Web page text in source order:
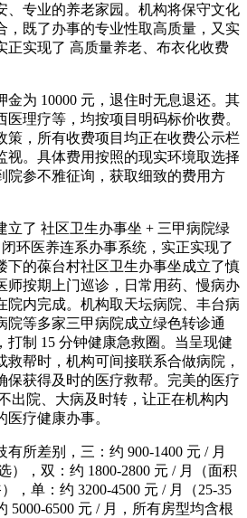
、专业的养老家园。机构将保守文化
，既了办事的专业性取高质量，又实
正实现了 高质量养老、布衣化收费
为 10000 元，退住时无息退还。其
理疗等，均按项目明码标价收费。
策，所有收费项目均正在收费公示栏
视。具体费用按照的现实环境取选择
院参不雅征询，获取细致的费用方
了 社区卫生办事坐 + 三甲病院绿
环医养连系办事系统，实正实现了
下的葆台村社区卫生办事坐成立了慎
师按期上门巡诊，日常用药、慢病办
院内完成。机构取天坛病院、丰台病
院等多家三甲病院成立绿色转诊通
打制 15 分钟健康急救圈。当呈现健
救帮时，机构可间接联系合做病院，
保获得及时的医疗救帮。完美的医疗
出院、大病及时转，让正在机构内
疗健康办事。
差别，三：约 900-1400 元 / 月
），双：约 1800-2800 元 / 月（面积
，单：约 3200-4500 元 / 月（25-35
5000-6500 元 / 月，所有房型均含根